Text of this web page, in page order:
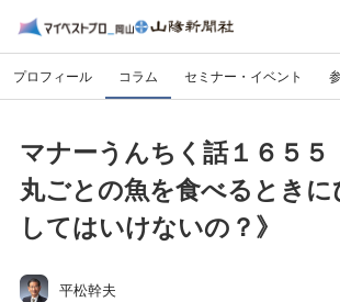
プロフィール コラム セミナー・イベント
マナーうんちく話１６５５
丸ごとの魚を食べるとき
してはいけないの？》
平松幹夫